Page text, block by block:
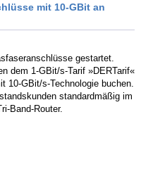
mit 10-GBit an
gestartet.
dem 1-GBit/s-Tarif »DERTarif«
10-GBit/s-Technologie buchen.
standardmäßig im
Band-Router.